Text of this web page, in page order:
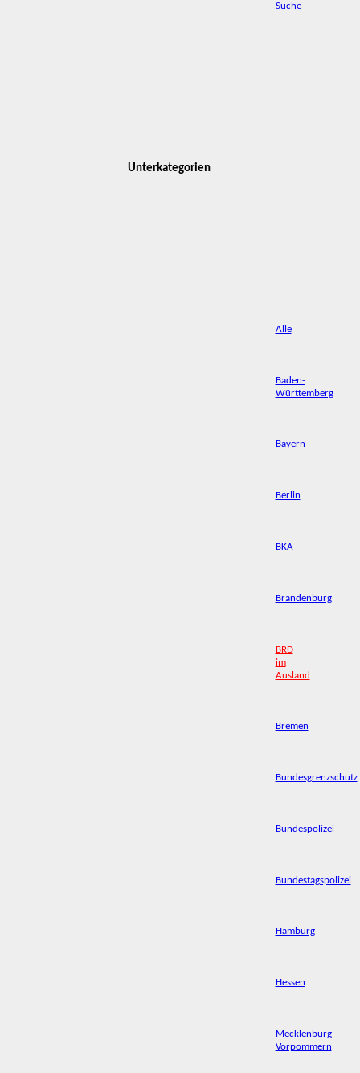
Suche
Unterkategorien
Alle
Baden-
Württemberg
Bayern
Berlin
BKA
Brandenburg
BRD
im
Ausland
Bremen
Bundesgrenzschutz
Bundespolizei
Bundestagspolizei
Hamburg
Hessen
Mecklenburg-
Vorpommern